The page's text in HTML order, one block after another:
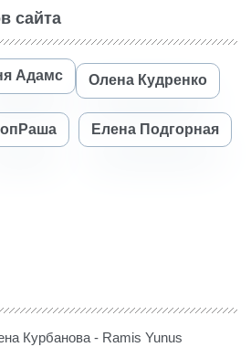
сайта
Адамс Олена Кудренко
Елена Подгорная
Курбанова - Ramis Yunus